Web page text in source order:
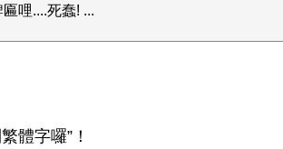
哩....死蠢! ...
體字囉”！